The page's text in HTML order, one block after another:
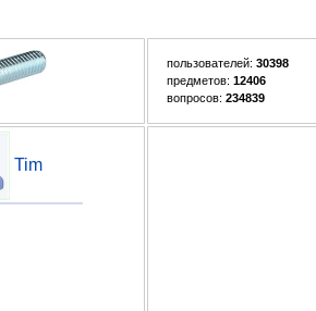
пользователей: 30398
предметов: 12406
вопросов: 234839
Tim